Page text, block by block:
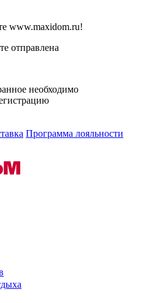
www.maxidom.ru!
отправлена
необходимо
Программа лояльности